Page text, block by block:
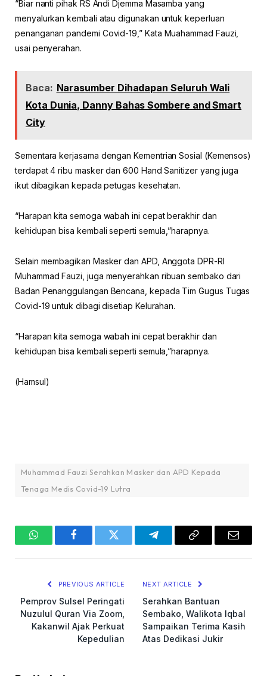
“Biar nanti pihak RS Andi Djemma Masamba yang
menyalurkan kembali atau digunakan untuk keperluan
penanganan pandemi Covid-19,” Kata Muahammad Fauzi,
usai penyerahan.
Baca: Narasumber Dihadapan Seluruh Wali
Kota Dunia, Danny Bahas Sombere and Smart
City
Sementara kerjasama dengan Kementrian Sosial (Kemensos)
terdapat 4 ribu masker dan 600 Hand Sanitizer yang juga
ikut dibagikan kepada petugas kesehatan.
“Harapan kita semoga wabah ini cepat berakhir dan
kehidupan bisa kembali seperti semula,”harapnya.
Selain membagikan Masker dan APD, Anggota DPR-RI
Muhammad Fauzi, juga menyerahkan ribuan sembako dari
Badan Penanggulangan Bencana, kepada Tim Gugus Tugas
Covid-19 untuk dibagi disetiap Kelurahan.
“Harapan kita semoga wabah ini cepat berakhir dan
kehidupan bisa kembali seperti semula,”harapnya.
(Hamsul)
Muhammad Fauzi Serahkan Masker dan APD Kepada
Tenaga Medis Covid-19 Lutra
WhatsAppFacebookTwitter TelegramCopy
Email
PREVIOUS ARTICLE
Pemprov Sulsel Peringati
Nuzulul Quran Via Zoom,
Kakanwil Ajak Perkuat
Kepedulian
NEXT ARTICLE
Serahkan Bantuan
Sembako, Walikota Iqbal
Sampaikan Terima Kasih
Atas Dedikasi Jukir